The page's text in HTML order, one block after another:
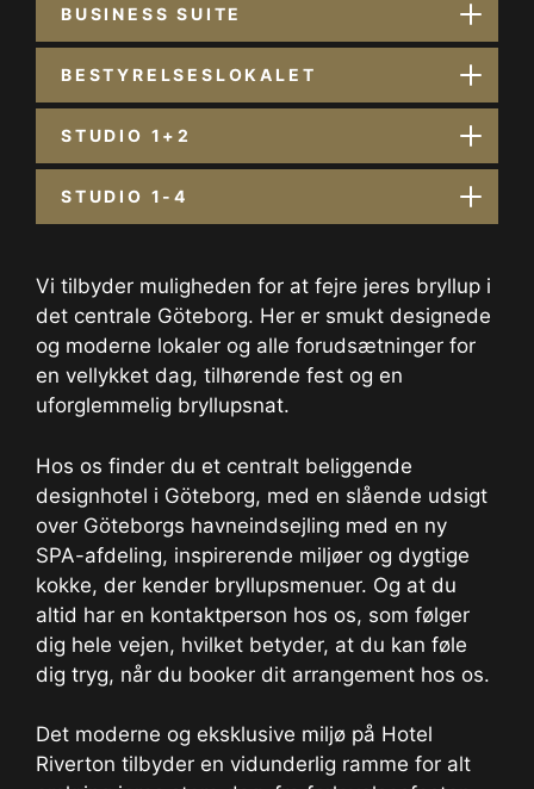
BUSINESS SUITE
BESTYRELSESLOKALET
STUDIO 1+2
STUDIO 1-4
Vi tilbyder muligheden for at fejre jeres bryllup i
det centrale Göteborg. Her er smukt designede
og moderne lokaler og alle forudsætninger for
en vellykket dag, tilhørende fest og en
uforglemmelig bryllupsnat.
Hos os finder du et centralt beliggende
designhotel i Göteborg, med en slående udsigt
over Göteborgs havneindsejling med en ny
SPA-afdeling, inspirerende miljøer og dygtige
kokke, der kender bryllupsmenuer. Og at du
altid har en kontaktperson hos os, som følger
dig hele vejen, hvilket betyder, at du kan føle
dig tryg, når du booker dit arrangement hos os.
Det moderne og eksklusive miljø på Hotel
Riverton tilbyder en vidunderlig ramme for alt